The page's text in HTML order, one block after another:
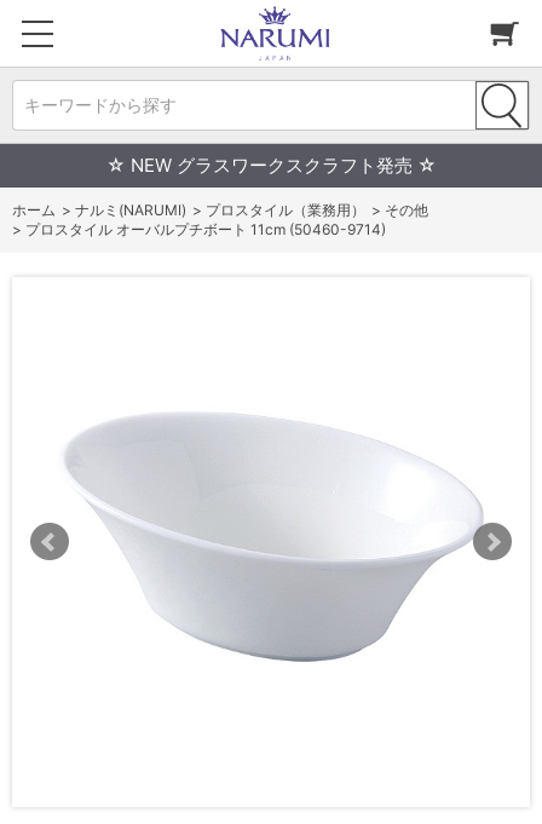
キーワードから探す
☆ NEW グラスワークスクラフト発売 ☆
ホーム > ナルミ(NARUMI) > プロスタイル（業務用） > その他
> プロスタイル オーバルプチボート 11cm (50460-9714)